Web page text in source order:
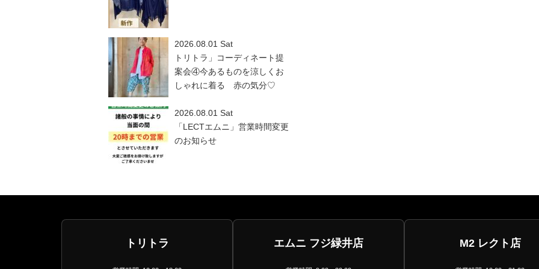
2026.08.01 Sat
トリトラ」コーディネート提
案会④今あるものを涼しくお
しゃれに着る 赤の気分♡
2026.08.01 Sat
「LECTエムニ」営業時間変更
のお知らせ
トリトラ エムニ フジ緑井店 M2 レクト店